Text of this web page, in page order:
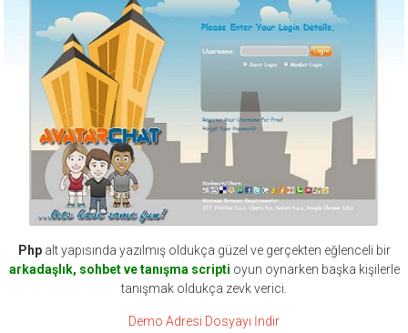
Phpalt yapısında yazılmış oldukça güzel ve gerçekten eğlenceli bir
arkadaşlık, sohbet ve tanışma scripti oyun oynarken başka kişilerle
tanışmak oldukça zevk verici.
Demo Adresi Dosyayı İndir